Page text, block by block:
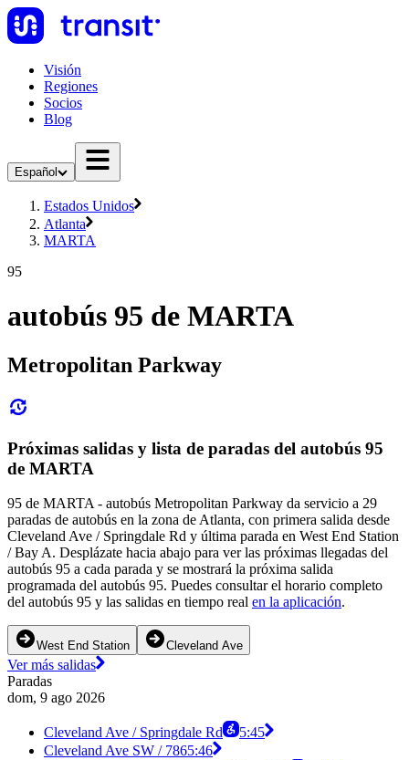
Visión
Regiones
Socios
Blog
Español
Estados Unidos
Atlanta
MARTA
95
autobús 95 de MARTA
Metropolitan Parkway
Próximas salidas y lista de paradas del autobús 95
de MARTA
95 de MARTA - autobús Metropolitan Parkway da servicio a 29
paradas de autobús en la zona de Atlanta, con primera salida desde
Cleveland Ave / Springdale Rd y última parada en West End Station
/ Bay A. Desplázate hacia abajo para ver las próximas llegadas del
autobús 95 a cada parada y se mostrará la próxima salida
programada del autobús 95. Puedes consultar el horario completo
del autobús 95 y las salidas en tiempo real en la aplicación.
West End Station Cleveland Ave
Ver más salidas
Paradas
dom, 9 ago 2026
Cleveland Ave / Springdale Rd
5:45
Cleveland Ave SW / 7865:46